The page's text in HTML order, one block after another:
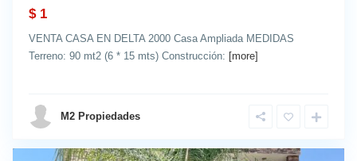
$ 1
VENTA CASA EN DELTA 2000 Casa Ampliada MEDIDAS
Terreno: 90 mt2 (6 * 15 mts) Construcción: [more]
M2 Propiedades